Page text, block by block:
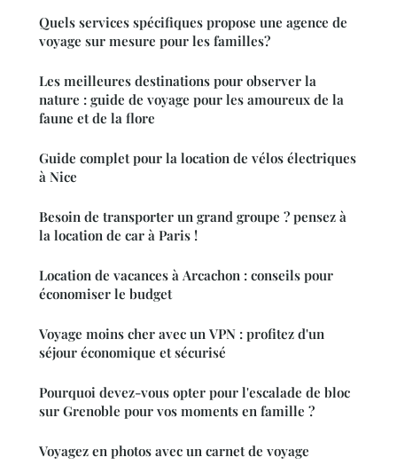
Quels services spécifiques propose une agence de
voyage sur mesure pour les familles?
Les meilleures destinations pour observer la
nature : guide de voyage pour les amoureux de la
faune et de la flore
Guide complet pour la location de vélos électriques
à Nice
Besoin de transporter un grand groupe ? pensez à
la location de car à Paris !
Location de vacances à Arcachon : conseils pour
économiser le budget
Voyage moins cher avec un VPN : profitez d'un
séjour économique et sécurisé
Pourquoi devez-vous opter pour l'escalade de bloc
sur Grenoble pour vos moments en famille ?
Voyagez en photos avec un carnet de voyage